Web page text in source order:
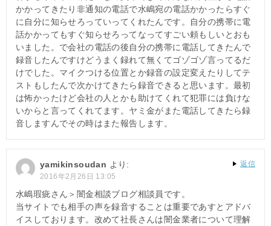
かかってきたり非通知の電話で水嶋宛の電話かかったらすぐ
に自分に知らせろっていってくれたんです。自分の携帯に電
話かかってもすぐ知らせろってなってすごい頼もしいとおも
いました。で会社の電話の後自分の携帯に電話してきたんで
録音したんですけどうまく録れて無くてゴゾゴゾ言ってるだ
けでした。マイクつける位置とか録音の設定変えたりしてテ
ストもしたんで次かけてきたら録音できると思います。最初
は怖かったけど会社の人とかも助けてくれて犯罪には負けな
いからと言ってくれてます。ヤミ金がまた電話してきたら録
音しますんでその時はまた報告します。
yamikinsoudan より:
2016年2月26日 13:05
水嶋瑕疵さん＞闇金相談ブログ相談員です。
当サイトでも相手の声を録音することは重要であすとアドバ
イスしております。改めて社長さんは闇金業者について理解
返信